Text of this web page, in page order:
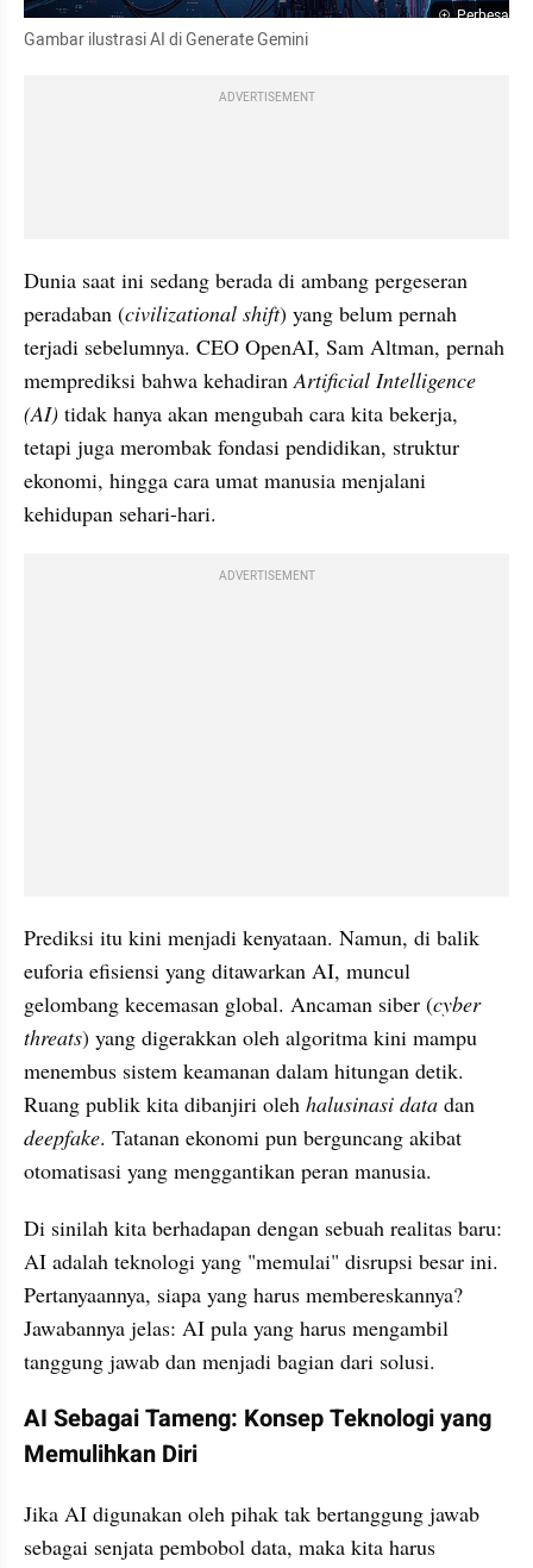
Perbesar
Gambar ilustrasi AI di Generate Gemini
ADVERTISEMENT
Dunia saat ini sedang berada di ambang pergeseran
peradaban (civilizational shift) yang belum pernah
terjadi sebelumnya. CEO OpenAI, Sam Altman, pernah
memprediksi bahwa kehadiran Artificial Intelligence
(AI) tidak hanya akan mengubah cara kita bekerja,
tetapi juga merombak fondasi pendidikan, struktur
ekonomi, hingga cara umat manusia menjalani
kehidupan sehari-hari.
ADVERTISEMENT
Prediksi itu kini menjadi kenyataan. Namun, di balik
euforia efisiensi yang ditawarkan AI, muncul
gelombang kecemasan global. Ancaman siber (cyber
threats) yang digerakkan oleh algoritma kini mampu
menembus sistem keamanan dalam hitungan detik.
Ruang publik kita dibanjiri oleh halusinasi data
deepfake. Tatanan ekonomi pun berguncang akibat
otomatisasi yang menggantikan peran manusia.
Di sinilah kita berhadapan dengan sebuah realitas baru:
AI adalah teknologi yang "memulai" disrupsi besar ini.
Pertanyaannya, siapa yang harus membereskannya?
Jawabannya jelas: AI pula yang harus mengambil
tanggung jawab dan menjadi bagian dari solusi.
AI Sebagai Tameng: Konsep Teknologi yang
Memulihkan Diri
Jika AI digunakan oleh pihak tak bertanggung jawab
sebagai senjata pembobol data, maka kita harus